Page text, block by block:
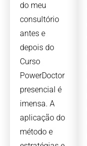
do meu
consultório
antes e
depois do
Curso
PowerDoctor
presencial é
imensa. A
aplicação do
método e